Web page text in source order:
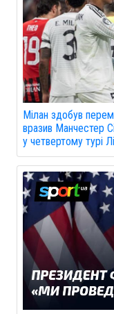
Мілан здобув
вразив Манчестер
у четвертому турі